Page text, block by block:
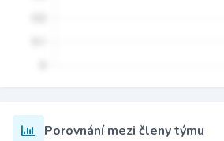
Porovnání mezi členy týmu